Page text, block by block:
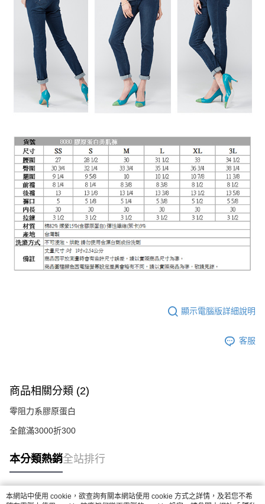
顯示電腦版詳細說明
客服
商品相關分類 (2)
零阻力系膠原蛋白
全館滿3000折300
本分類熱銷全站排行
本網站中使用 cookie，欲查詢有關本網站使用 cookie 方式之詳情，及若您不希